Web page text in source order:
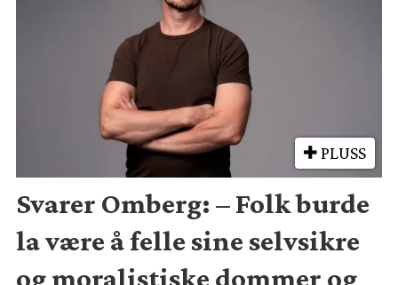
PLUSS
Svarer Omberg: – Folk burde
la være å felle sine selvsikre
og moralistiske dommer og